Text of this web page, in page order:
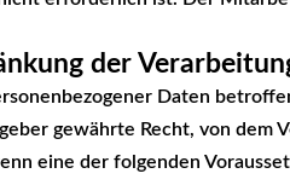
der
Daten
gewährte Recht, von dem
eine der folgenden